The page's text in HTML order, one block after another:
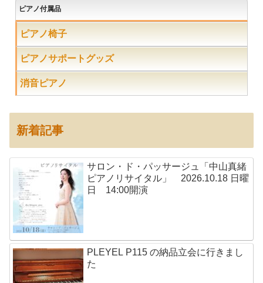
ピアノ付属品
ピアノ椅子
ピアノサポートグッズ
消音ピアノ
新着記事
サロン・ド・パッサージュ「中山真緒
ピアノリサイタル」 2026.10.18 日曜
日 14:00開演
PLEYEL P115 の納品立会に行きまし
た